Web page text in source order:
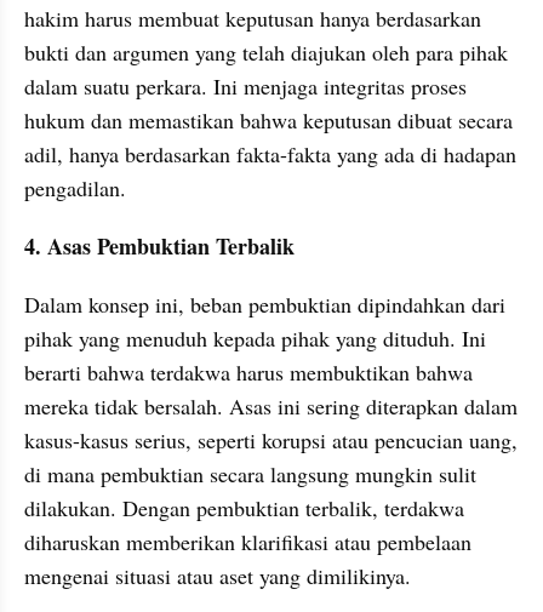
hakim harus membuat keputusan hanya berdasarkan
bukti dan argumen yang telah diajukan oleh para pihak
dalam suatu perkara. Ini menjaga integritas proses
hukum dan memastikan bahwa keputusan dibuat secara
adil, hanya berdasarkan fakta-fakta yang ada di hadapan
pengadilan.
4. Asas Pembuktian Terbalik
Dalam konsep ini, beban pembuktian dipindahkan dari
pihak yang menuduh kepada pihak yang dituduh. Ini
berarti bahwa terdakwa harus membuktikan bahwa
mereka tidak bersalah. Asas ini sering diterapkan dalam
kasus-kasus serius, seperti korupsi atau pencucian uang,
di mana pembuktian secara langsung mungkin sulit
dilakukan. Dengan pembuktian terbalik, terdakwa
diharuskan memberikan klarifikasi atau pembelaan
mengenai situasi atau aset yang dimilikinya.